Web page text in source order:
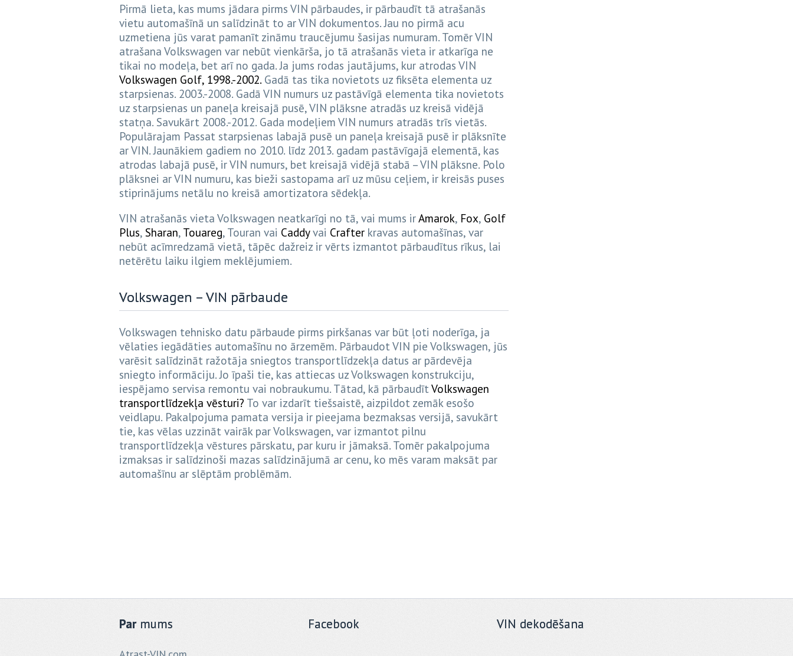
Pirmā lieta, kas mums jādara pirms VIN pārbaudes, ir pārbaudīt tā atrašanās
vietu automašīnā un salīdzināt to ar VIN dokumentos. Jau no pirmā acu
uzmetiena jūs varat pamanīt zināmu traucējumu šasijas numuram. Tomēr VIN
atrašana Volkswagen var nebūt vienkārša, jo tā atrašanās vieta ir atkarīga ne
tikai no modeļa, bet arī no gada. Ja jums rodas jautājums, kur atrodas VIN
Volkswagen Golf, 1998.-2002. Gadā tas tika novietots uz fiksēta elementa uz
starpsienas. 2003.-2008. Gadā VIN numurs uz pastāvīgā elementa tika novietots
uz starpsienas un paneļa kreisajā pusē, VIN plāksne atradās uz kreisā vidējā
statņa. Savukārt 2008.-2012. Gada modeļiem VIN numurs atradās trīs vietās.
Populārajam Passat starpsienas labajā pusē un paneļa kreisajā pusē ir plāksnīte
ar VIN. Jaunākiem gadiem no 2010. līdz 2013. gadam pastāvīgajā elementā, kas
atrodas labajā pusē, ir VIN numurs, bet kreisajā vidējā stabā – VIN plāksne. Polo
plāksnei ar VIN numuru, kas bieži sastopama arī uz mūsu ceļiem, ir kreisās puses
stiprinājums netālu no kreisā amortizatora sēdekļa.
VIN atrašanās vieta Volkswagen neatkarīgi no tā, vai mums irAmarok, Fox, Golf
Plus, Sharan, Touareg, Touran vai Caddyvai Crafter kravas automašīnas, var
nebūt acīmredzamā vietā, tāpēc dažreiz ir vērts izmantot pārbaudītus rīkus, lai
netērētu laiku ilgiem meklējumiem.
Volkswagen – VIN pārbaude
Volkswagen tehnisko datu pārbaude pirms pirkšanas var būt ļoti noderīga, ja
vēlaties iegādāties automašīnu no ārzemēm. Pārbaudot VIN pie Volkswagen, jūs
varēsit salīdzināt ražotāja sniegtos transportlīdzekļa datus ar pārdevēja
sniegto informāciju. Jo īpaši tie, kas attiecas uz Volkswagen konstrukciju,
iespējamo servisa remontu vai nobraukumu. Tātad, kā pārbaudīt Volkswagen
transportlīdzekļa vēsturi? To var izdarīt tiešsaistē, aizpildot zemāk esošo
veidlapu. Pakalpojuma pamata versija ir pieejama bezmaksas versijā, savukārt
tie, kas vēlas uzzināt vairāk par Volkswagen, var izmantot pilnu
transportlīdzekļa vēstures pārskatu, par kuru ir jāmaksā. Tomēr pakalpojuma
izmaksas ir salīdzinoši mazas salīdzinājumā ar cenu, ko mēs varam maksāt par
automašīnu ar slēptām problēmām.
Parmums Facebook VIN dekodēšana